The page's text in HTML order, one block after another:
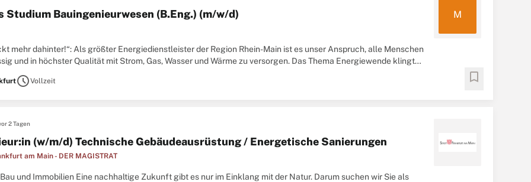
Studium Bauingenieurwesen (B.Eng.) (m/w/d) M
mehr dahinter!“: Als größter Energiedienstleister der Region Rhein-Main ist es unser Anspruch, alle Menschen
und in höchster Qualität mit Strom, Gas, Wasser und Wärme zu versorgen. Das Thema Energiewende klingt
scheduleVollzeit bookmark
2 Tagen
(w/m/d) Technische Gebäudeausrüstung / Energetische Sanierungen
am Main - DER MAGISTRAT
und Immobilien Eine nachhaltige Zukunft gibt es nur im Einklang mit der Natur. Darum suchen wir Sie als